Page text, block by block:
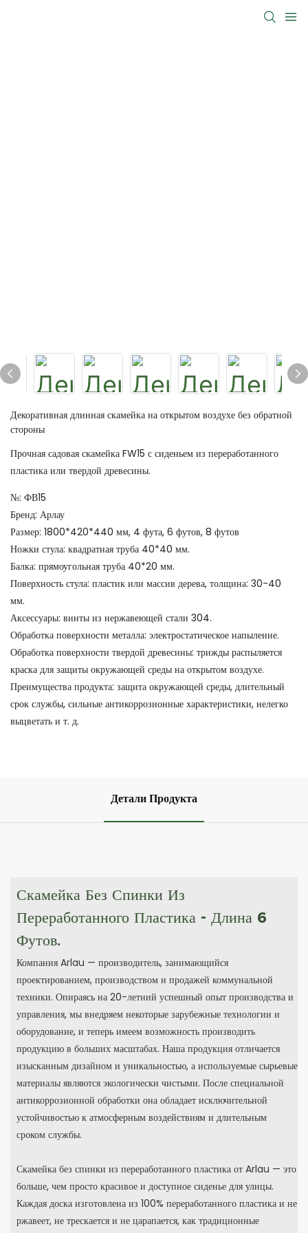
Декоративная длинная скамейка на открытом воздухе без обратной
стороны
Прочная садовая скамейка FW15 с сиденьем из переработанного
пластика или твердой древесины.
№: ФВ15
Бренд: Арлау
Размер: 1800*420*440 мм, 4 фута, 6 футов, 8 футов
Ножки стула: квадратная труба 40*40 мм.
Балка: прямоугольная труба 40*20 мм.
Поверхность стула: пластик или массив дерева, толщина: 30-40
мм.
Аксессуары: винты из нержавеющей стали 304.
Обработка поверхности металла: электростатическое напыление.
Обработка поверхности твердой древесины: трижды распыляется
краска для защиты окружающей среды на открытом воздухе.
Преимущества продукта: защита окружающей среды, длительный
срок службы, сильные антикоррозионные характеристики, нелегко
выцветать и т. д.
Детали Продукта
Скамейка Без Спинки Из
Переработанного Пластика - Длина 6
Футов.
Компания Arlau — производитель, занимающийся
проектированием, производством и продажей коммунальной
техники. Опираясь на 20-летний успешный опыт производства и
управления, мы внедряем некоторые зарубежные технологии и
оборудование, и теперь имеем возможность производить
продукцию в больших масштабах. Наша продукция отличается
изысканным дизайном и уникальностью, а используемые сырьевые
материалы являются экологически чистыми. После специальной
антикоррозионной обработки она обладает исключительной
устойчивостью к атмосферным воздействиям и длительным
сроком службы.
Скамейка без спинки из переработанного пластика от Arlau — это
больше, чем просто красивое и доступное сиденье для улицы.
Каждая доска изготовлена ​​из 100% переработанного пластика и не
ржавеет, не трескается и не царапается, как традиционные